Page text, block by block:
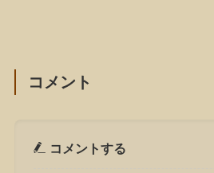
コメント
コメントする